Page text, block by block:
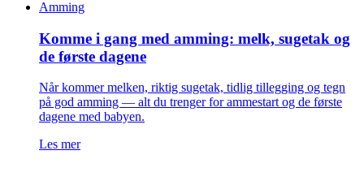
Amming
Komme i gang med amming: melk, sugetak og
de første dagene
Når kommer melken, riktig sugetak, tidlig tillegging og tegn
på god amming — alt du trenger for ammestart og de første
dagene med babyen.
Les mer